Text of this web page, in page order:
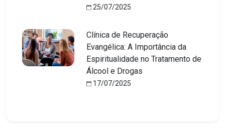
25/07/2025
Clínica de Recuperação
Evangélica: A Importância da
Espiritualidade no Tratamento de
Álcool e Drogas
17/07/2025